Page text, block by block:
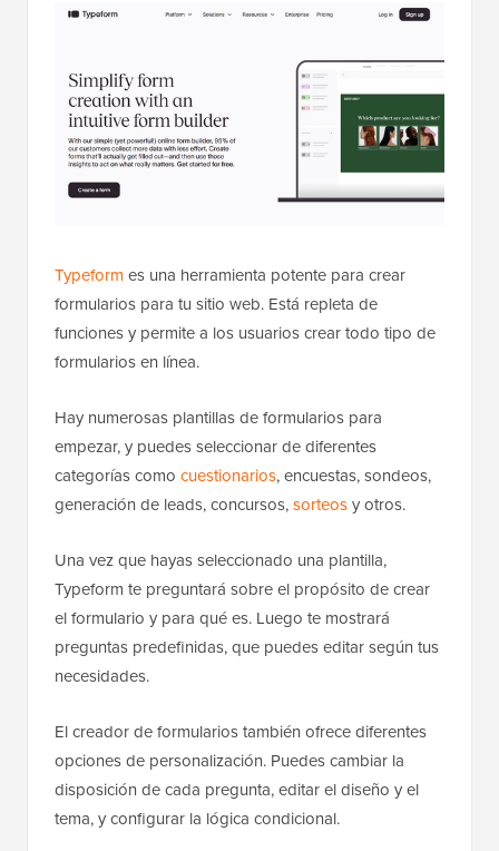
Typeform es una herramienta potente para crear
formularios para tu sitio web. Está repleta de
funciones y permite a los usuarios crear todo tipo de
formularios en línea.
Hay numerosas plantillas de formularios para
empezar, y puedes seleccionar de diferentes
categorías como cuestionarios, encuestas, sondeos,
generación de leads, concursos,sorteosy otros.
Una vez que hayas seleccionado una plantilla,
Typeform te preguntará sobre el propósito de crear
el formulario y para qué es. Luego te mostrará
preguntas predefinidas, que puedes editar según tus
necesidades.
El creador de formularios también ofrece diferentes
opciones de personalización. Puedes cambiar la
disposición de cada pregunta, editar el diseño y el
tema, y configurar la lógica condicional.